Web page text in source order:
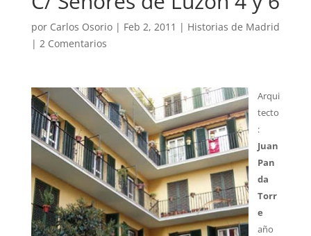
por Carlos Osorio| Feb 2, 2011 | Historias de Madrid
| 2 Comentarios
Arqui
tecto
:
Juan
Pan
da
Torr
e
año